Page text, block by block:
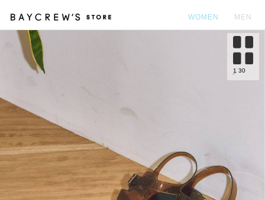
WOMEN MEN
1 30